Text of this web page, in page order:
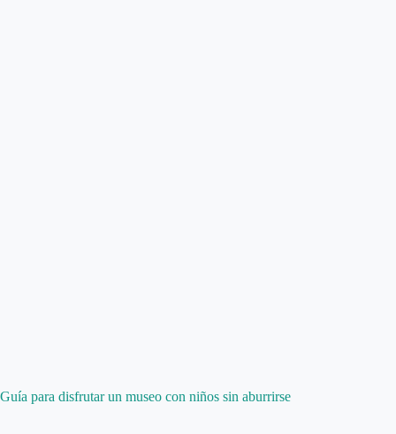
Guía para disfrutar un museo con niños sin aburrirse